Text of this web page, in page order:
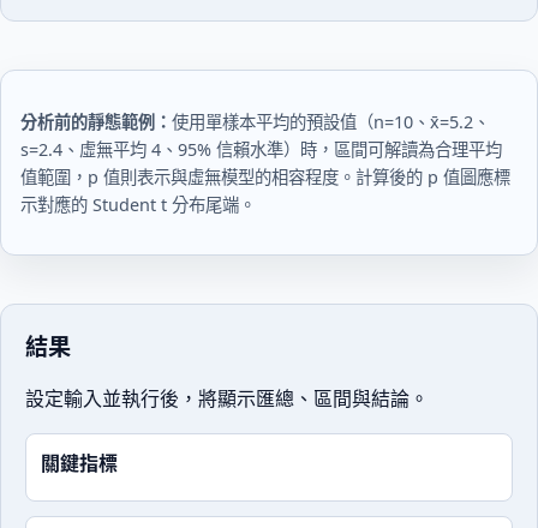
分析前的靜態範例： 使用單樣本平均的預設值（n=10 、 x̄=5.2 、
s=2.4 、虛無平均 4 、95% 信賴水準）時，區間可解讀為合理平均
值範圍，p 值則表示與虛無模型的相容程度。計算後的 p 值圖應標
示對應的 Student t 分布尾端。
結果
設定輸入並執行後，將顯示匯總、區間與結論。
關鍵指標